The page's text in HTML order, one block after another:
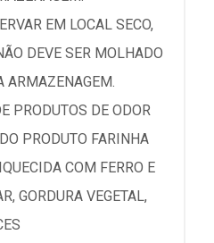
EM LOCAL SECO,
DEVE SER MOLHADO
ARMAZENAGEM.
PRODUTOS DE ODOR
PRODUTO FARINHA
COM FERRO E
GORDURA VEGETAL,